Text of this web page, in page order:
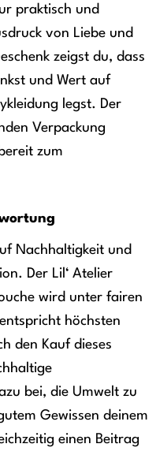
praktisch und
von Liebe und
zeigst du, dass
und Wert auf
legst. Der
Verpackung
zum
Nachhaltigkeit und
Der Lil‘ Atelier
wird unter fairen
höchsten
den Kauf dieses
bei, die Umwelt zu
Gewissen deinem
einen Beitrag